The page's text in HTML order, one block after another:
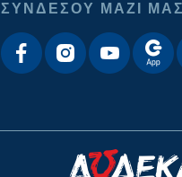
ΣΥΝΔΕΣΟΥ ΜΑΖΙ ΜΑΣ